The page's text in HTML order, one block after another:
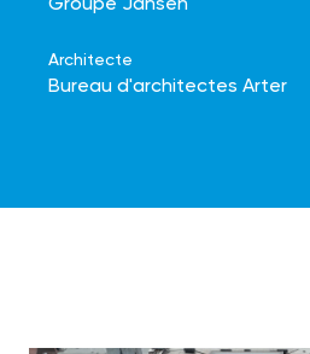
Groupe Jansen
Architecte
Bureau d'architectes Arter